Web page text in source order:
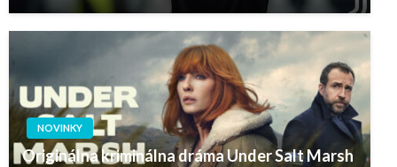
NOVINKY
Originálna kriminálna dráma Under Salt Marsh